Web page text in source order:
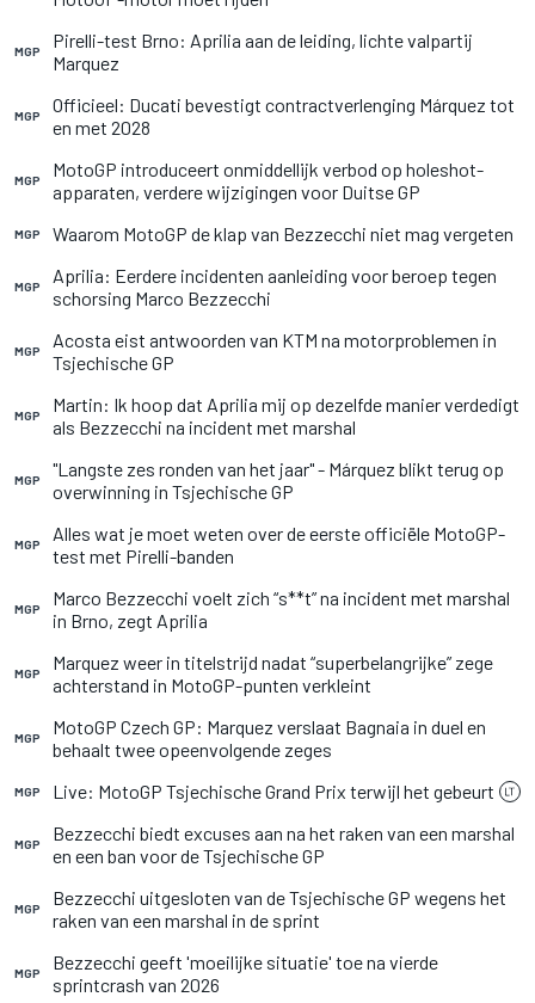
MGP
Pirelli-test Brno: Aprilia aan de leiding, lichte valpartij
Marquez
MGP
Officieel: Ducati bevestigt contractverlenging Márquez tot
en met 2028
MGP
MotoGP introduceert onmiddellijk verbod op holeshot-
apparaten, verdere wijzigingen voor Duitse GP
MGP Waarom MotoGP de klap van Bezzecchi niet mag vergeten
MGP
Aprilia: Eerdere incidenten aanleiding voor beroep tegen
schorsing Marco Bezzecchi
MGP
Acosta eist antwoorden van KTM na motorproblemen in
Tsjechische GP
MGP
Martin: Ik hoop dat Aprilia mij op dezelfde manier verdedigt
als Bezzecchi na incident met marshal
MGP
"Langste zes ronden van het jaar" - Márquez blikt terug op
overwinning in Tsjechische GP
MGP
Alles wat je moet weten over de eerste officiële MotoGP-
test met Pirelli-banden
MGP
Marco Bezzecchi voelt zich “s**t” na incident met marshal
in Brno, zegt Aprilia
MGP
Marquez weer in titelstrijd nadat “superbelangrijke” zege
achterstand in MotoGP-punten verkleint
MGP
MotoGP Czech GP: Marquez verslaat Bagnaia in duel en
behaalt twee opeenvolgende zeges
MGP Live: MotoGP Tsjechische Grand Prix terwijl het gebeurt
MGP
Bezzecchi biedt excuses aan na het raken van een marshal
en een ban voor de Tsjechische GP
MGP
Bezzecchi uitgesloten van de Tsjechische GP wegens het
raken van een marshal in de sprint
MGP
Bezzecchi geeft 'moeilijke situatie' toe na vierde
sprintcrash van 2026